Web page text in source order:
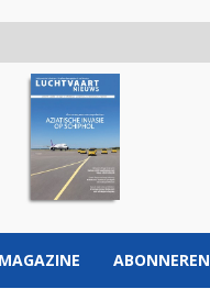
MAGAZINE ABONNEREN